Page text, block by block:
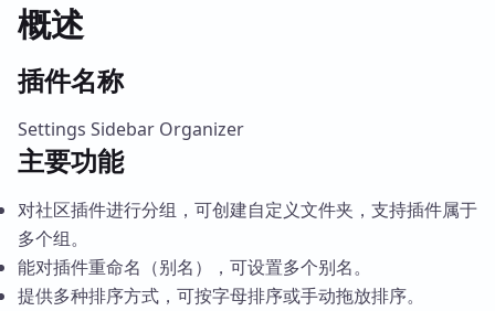
概述
插件名称
Settings Sidebar Organizer
主要功能
对社区插件进行分组，可创建自定义文件夹，支持插件属于
多个组。
能对插件重命名（别名），可设置多个别名。
提供多种排序方式，可按字母排序或手动拖放排序。